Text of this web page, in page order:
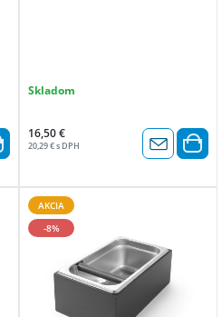
Skladom
16,50 €
20,29 € s DPH
AKCIA
-8%